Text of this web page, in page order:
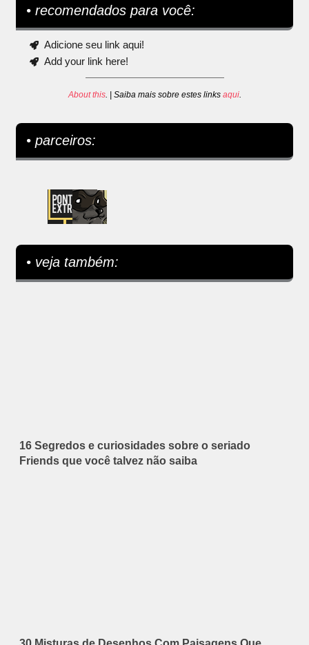
• recomendados para você:
Adicione seu link aqui!
Add your link here!
About this. | Saiba mais sobre estes links aqui.
• parceiros:
• veja também:
16 Segredos e curiosidades sobre o seriado
Friends que você talvez não saiba